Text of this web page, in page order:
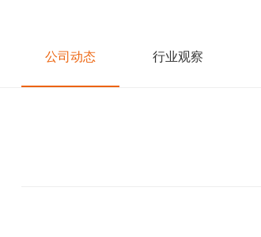
公司动态 行业观察